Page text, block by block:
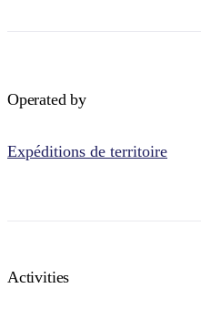
Operated by
Expéditions de territoire
Activities